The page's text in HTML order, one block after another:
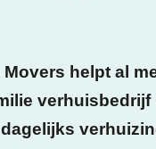
helpt al
verhuisbedrijf